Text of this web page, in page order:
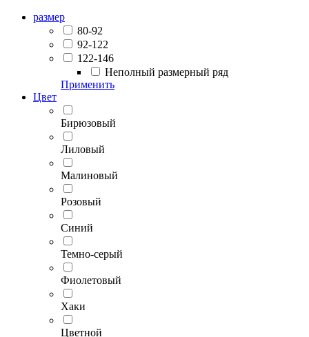
размер
80-92
92-122
122-146
Неполный размерный ряд
Применить
Цвет
Бирюзовый
Лиловый
Малиновый
Розовый
Синий
Темно-серый
Фиолетовый
Хаки
Цветной